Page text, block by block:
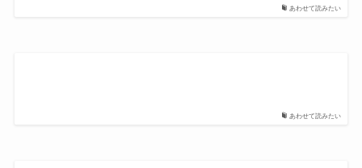
あわせて読みたい
あわせて読みたい